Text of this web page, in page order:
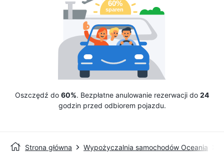
Oszczędź do 60%. Bezpłatne anulowanie rezerwacji do 24
godzin przed odbiorem pojazdu.
Strona główna Wypożyczalnia samochodów Oceania